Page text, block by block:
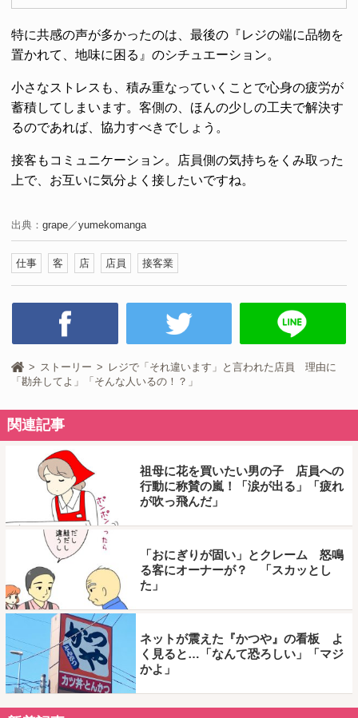
特に共感の声が多かったのは、最後の『レジの端に品物を
置かれて、地味に困る』のシチュエーション。
小さなストレスも、積み重なっていくことで心身の疲労が
蓄積してしまいます。客側の、ほんの少しの工夫で解決す
るのであれば、協力すべきでしょう。
接客もコミュニケーション。店員側の気持ちをくみ取った
上で、お互いに気分よく接したいですね。
出典： grape／yumekomanga
仕事 客 店 店員 接客業
ストーリー
レジで「それ違います」と言われた店員 理由に
「勘弁してよ」「そんな人いるの！？」
関連記事
祖母に花を買いたい男の子 店員への
行動に称賛の嵐！「涙が出る」「疲れ
が吹っ飛んだ」
「おにぎりが固い」とクレーム 怒鳴
る客にオーナーが？ 「スカッとし
た」
ネットが震えた『かつや』の看板 よ
く見ると…「なんて恐ろしい」「マジ
かよ」